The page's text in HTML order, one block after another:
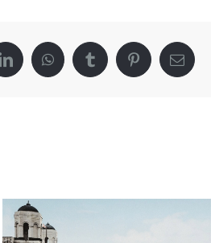
LinkedInWhatsAppTumblrPinterestEmail